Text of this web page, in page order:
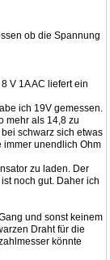
ob die Spannung
V 1A AC liefert ein
ich 19V gemessen.
mehr als 14,8 zu
schwarz sich etwas
immer unendlich Ohm
zu laden. Der
noch gut. Daher ich
und sonst keinem
Draht für die
könnte